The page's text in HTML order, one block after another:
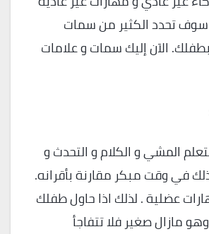
سوف تحدد الكثير من سمات
الاَن إليك سمات و علامات
المشي و الكلام و التحدث و
في وقت مبكر مقارنة بأقرانه.
عضلية . لذلك اذا حاول طفلك
مازال صغير فلا تتفاجأ